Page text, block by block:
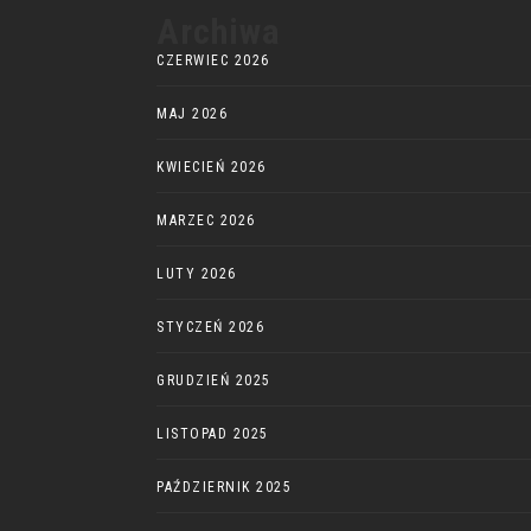
CZERWIEC 2026
MAJ 2026
KWIECIEŃ 2026
MARZEC 2026
LUTY 2026
STYCZEŃ 2026
GRUDZIEŃ 2025
LISTOPAD 2025
PAŹDZIERNIK 2025